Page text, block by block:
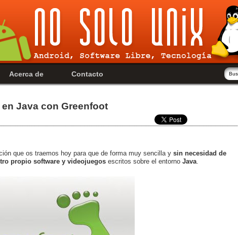
Acerca de Contacto
Java con Greenfoot
que os traemos hoy para que de forma muy sencilla y sin necesidad de
propio software y videojuegos escritos sobre el entorno Java